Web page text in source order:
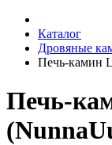
Каталог
Дровяные
Печь-камин
Печь-